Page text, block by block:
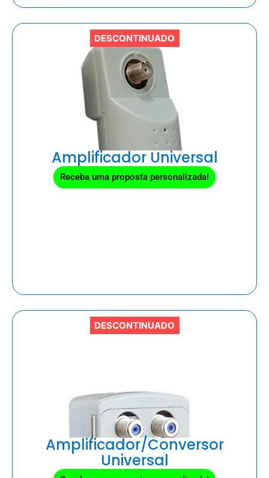
DESCONTINUADO
Amplificador Universal
Receba uma proposta personalizada!
DESCONTINUADO
Amplificador/Conversor
Universal